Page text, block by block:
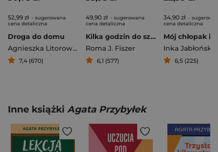
52,99 zł - sugerowana
cena detaliczna
Droga do domu
Agnieszka Litorowicz-Siegert
7,4 (670)
49,90 zł - sugerowana
cena detaliczna
Kilka godzin do szczęścia
Roma J. Fiszer
6,1 (577)
34,90 zł -
cena detaliczna
Inka Jabłońska
6,5 (225)
Inne książki Agata Przybyłek